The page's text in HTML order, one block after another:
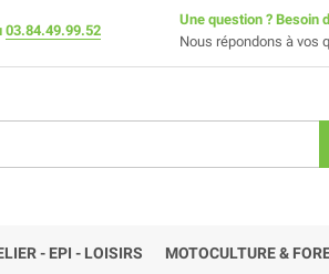
03.84.49.99.52
Une question ? Besoin
Nous répondons à vos
- EPI - LOISIRS MOTOCULTURE &